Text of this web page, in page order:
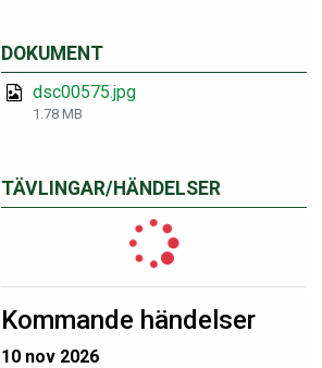
DOKUMENT
dsc00575.jpg
1.78 MB
TÄVLINGAR/HÄNDELSER
Kommande händelser
10 nov 2026